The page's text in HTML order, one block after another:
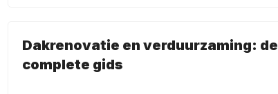
Dakrenovatie en verduurzaming: de
complete gids